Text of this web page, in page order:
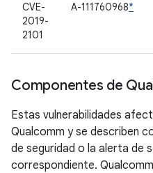
CVE-
2019-
2101
A-111760968*
Componentes de
Estas vulnerabilidades
Qualcomm y se describen
de seguridad o la alerta de
correspondiente.